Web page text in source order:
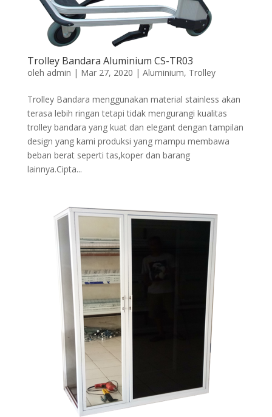
Trolley Bandara Aluminium CS-TR03
oleh admin | Mar 27, 2020 | Aluminium, Trolley
Trolley Bandara menggunakan material stainless akan
terasa lebih ringan tetapi tidak mengurangi kualitas
trolley bandara yang kuat dan elegant dengan tampilan
design yang kami produksi yang mampu membawa
beban berat seperti tas,koper dan barang
lainnya.Cipta...